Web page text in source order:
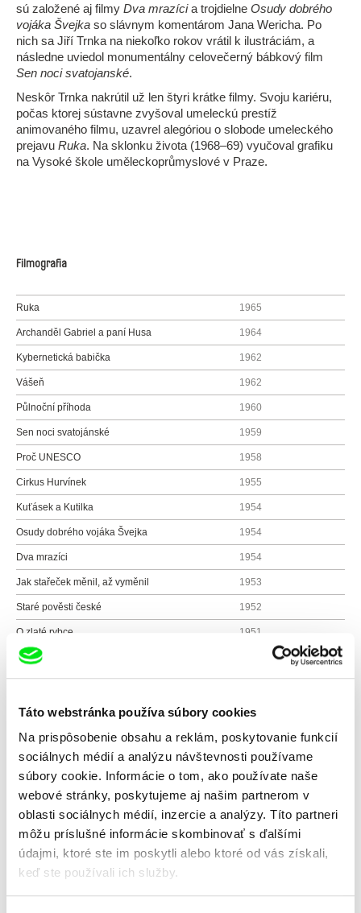
Táto webstránka používa súbory cookies
Na prispôsobenie obsahu a reklám, poskytovanie funkcií
sociálnych médií a analýzu návštevnosti používame
súbory cookie. Informácie o tom, ako používate naše
webové stránky, poskytujeme aj našim partnerom v
oblasti sociálnych médií, inzercie a analýzy. Títo partneri
môžu príslušné informácie skombinovať s ďalšími
údajmi, ktoré ste im poskytli alebo ktoré od vás získali,
keď ste používali ich služby.
sú založené aj filmy Dva mrazícia trojdielne Osudy dobrého
vojáka Švejka so slávnym komentárom Jana Wericha. Po
nich sa Jiří Trnka na niekoľko rokov vrátil k ilustráciám, a
následne uviedol monumentálny celovečerný bábkový film
Sen noci svatojanské.
Neskôr Trnka nakrútil už len štyri krátke filmy. Svoju kariéru,
počas ktorej sústavne zvyšoval umeleckú prestíž
animovaného filmu, uzavrel alegóriou o slobode umeleckého
prejavu Ruka. Na sklonku života (1968–69) vyučoval grafiku
na Vysoké škole uměleckoprůmyslové v Praze.
Filmografia
Ruka 1965
Archanděl Gabriel a paní Husa 1964
Kybernetická babička 1962
Vášeň 1962
Půlnoční příhoda 1960
Sen noci svatojánské 1959
Proč UNESCO 1958
Cirkus Hurvínek 1955
Kuťásek a Kutilka 1954
Osudy dobrého vojáka Švejka 1954
Dva mrazíci 1954
Jak stařeček měnil, až vyměnil 1953
Staré pověsti české 1952
O zlaté rybce 1951
Veselý cirkus
Bajaja 1950
Román s basou 1949
Árie prérie 1949
Čertův mlýn 1949
Císařův slavík 1948
Špalíček 1947
Masopust 1947